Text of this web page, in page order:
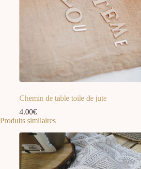
Chemin de table toile de jute
4.00€
Produits similaires